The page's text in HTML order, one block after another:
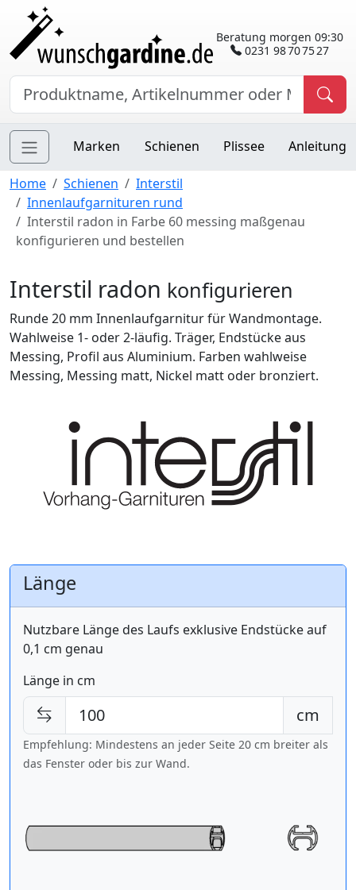
Beratung morgen 09:30
0231 98 70 75 27
Marken Schienen Plissee Anleitung
Home Schienen
Interstil
Innenlaufgarnituren rund
Interstil radon in Farbe 60 messing maßgenau
konfigurieren und bestellen
Interstil radon konfigurieren
Runde 20 mm Innenlaufgarnitur für Wandmontage.
Wahlweise 1- oder 2-läufig. Träger, Endstücke aus
Messing, Profil aus Aluminium. Farben wahlweise
Messing, Messing matt, Nickel matt oder bronziert.
Länge
Nutzbare Länge des Laufs exklusive Endstücke auf
0,1 cm genau
Länge in cm
cm
Empfehlung: Mindestens an jeder Seite 20 cm breiter als
das Fenster oder bis zur Wand.